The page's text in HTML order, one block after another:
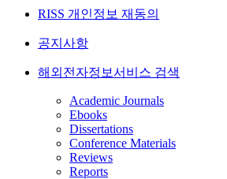
RISS 개인정보 재동의
공지사항
해외전자정보서비스 검색
Academic Journals
Ebooks
Dissertations
Conference Materials
Reviews
Reports